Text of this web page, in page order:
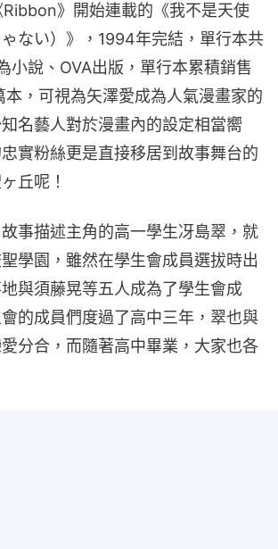
Ribbon》開始連載的《我不是天使
ゃない）》，1994年完結，單行本共
小說、OVA出版，單行本累積銷售
本，可視為矢澤愛成為人氣漫畫家的
名藝人對於漫畫內的設定相當嚮
實粉絲更是直接移居到故事舞台的
丘呢！
故事描述主角的高一學生冴島翠，就
學園，雖然在學生會成員選拔時出
與須藤晃等五人成為了學生會成
的成員們度過了高中三年，翠也與
分合，而隨著高中畢業，大家也各